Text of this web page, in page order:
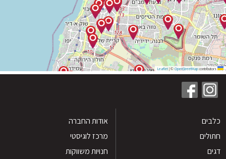
|©OpenStreetMap
אודות החברה
מרכז לוגיסטי
חנויות משווקות